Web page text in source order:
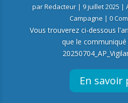
parRedacteur | 9 juillet 2025 |
Campagne | 0
Vous trouverez ci-dessous
que le communiqué
En savoir